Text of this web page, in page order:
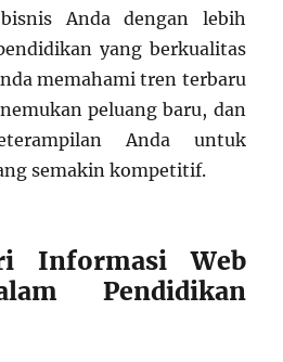
Anda dengan lebih
yang berkualitas
memahami tren terbaru
peluang baru, dan
Anda untuk
semakin kompetitif.
Informasi Web
Pendidikan